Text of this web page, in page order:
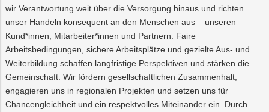
wir Verantwortung weit über die Versorgung hinaus und richten
unser Handeln konsequent an den Menschen aus – unseren
Kund*innen, Mitarbeiter*innen und Partnern. Faire
Arbeitsbedingungen, sichere Arbeitsplätze und gezielte Aus- und
Weiterbildung schaffen langfristige Perspektiven und stärken die
Gemeinschaft. Wir fördern gesellschaftlichen Zusammenhalt,
engagieren uns in regionalen Projekten und setzen uns für
Chancengleichheit und ein respektvolles Miteinander ein. Durch